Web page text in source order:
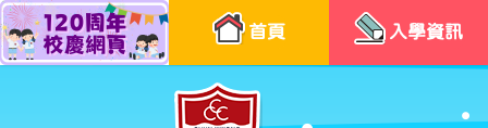
首頁 入學資訊